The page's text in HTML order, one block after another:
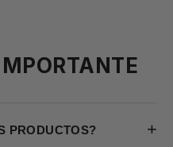
PRODUCTOS? +